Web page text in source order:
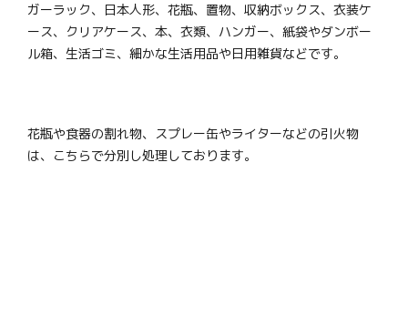
ガーラック、日本人形、花瓶、置物、収納ボックス、衣装ケ
ース、クリアケース、本、衣類、ハンガー、紙袋やダンボー
ル箱、生活ゴミ、細かな生活用品や日用雑貨などです。
花瓶や食器の割れ物、スプレー缶やライターなどの引火物
は、こちらで分別し処理しております。